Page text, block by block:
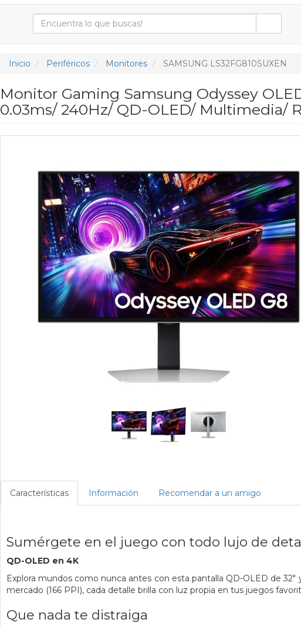
Inicio Periféricos Monitores SAMSUNG LS32FG810SUXEN
Monitor Gaming Samsung Odyssey
0.03ms/ 240Hz/ QD-OLED/ Multimedia/
Características Información Recomendar a un amigo
Sumérgete en el juego con todo lujo de
QD-OLED en 4K
Explora mundos como nunca antes con esta pantalla QD-OLED de 32"
mercado (166 PPI), cada detalle brilla con luz propia en tus juegos
Que nada te distraiga